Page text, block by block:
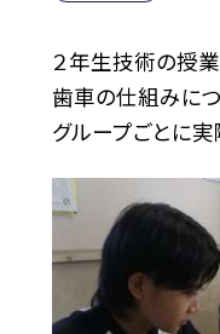
２年生技術の授
歯車の仕組みに
グループごとに実